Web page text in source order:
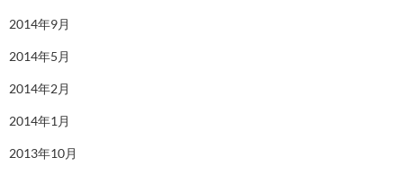
2014年9月
2014年5月
2014年2月
2014年1月
2013年10月